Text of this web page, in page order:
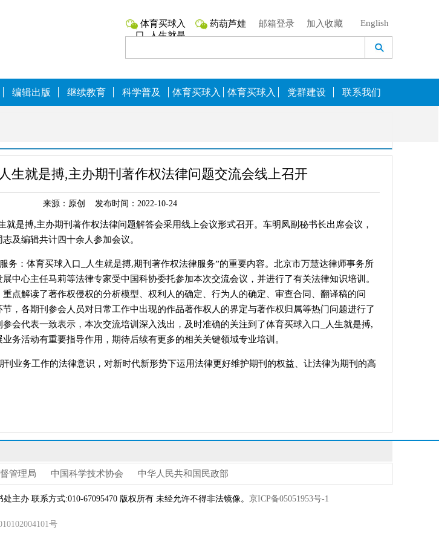
体育买球入
口_人生就是
药葫芦娃 邮箱登录 加入收藏 English
编辑出版 继续教育 科学普及 体育买球入
搏,奖励
体育买球入
搏,咨询
党群建设 联系我们
生就是搏,主办期刊著作权法律问题交流会线上召开
来源：原创 发布时间：2022-10-24
就是搏,主办期刊著作权法律问题解答会采用线上会议形式召开。车明凤副秘书长出席会议 ，
志及编辑共计四十余人参加会议。
务：体育买球入口_人生就是搏,期刊著作权法律服务”的重要内容。北京市万慧达律师事务所
展中心主任马莉等法律专家受中国科协委托参加本次交流会议，并进行了有关法律知识培训。
重点解读了著作权侵权的分析模型、权利人的确定、行为人的确定、审查合同、翻译稿的问
节，各期刊参会人员对日常工作中出现的作品著作权人的界定与著作权归属等热门问题进行了
参会代表一致表示，本次交流培训深入浅出，及时准确的关注到了体育买球入口_人生就是搏,
务活动有重要指导作用，期待后续有更多的相关关键领域专业培训。
业务工作的法律意识，对新时代新形势下运用法律更好维护期刊的权益、让法律为期刊的高
管理局 中国科学技术协会 中华人民共和国民政部
主办 联系方式:010-67095470 版权所有 未经允许不得非法镜像。 京ICP备05051953号-1
号